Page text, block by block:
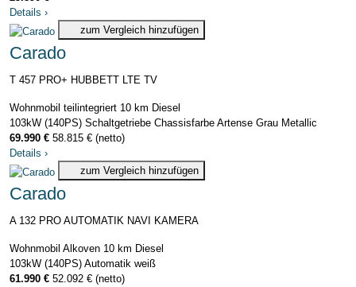
Details ›
zum Vergleich hinzufügen
Carado
T 457 PRO+ HUBBETT LTE TV
Wohnmobil teilintegriert 10 km Diesel
103kW (140PS) Schaltgetriebe Chassisfarbe Artense Grau Metallic
69.990 € 58.815 € (netto)
Details ›
zum Vergleich hinzufügen
Carado
A 132 PRO AUTOMATIK NAVI KAMERA
Wohnmobil Alkoven 10 km Diesel
103kW (140PS) Automatik weiß
61.990 € 52.092 € (netto)